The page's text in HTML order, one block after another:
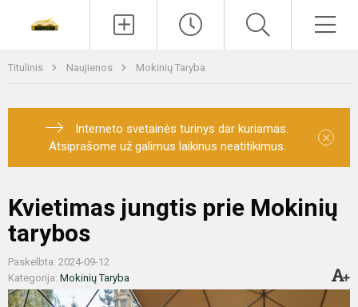
Titulinis Naujienos Mokinių Taryba
Interneto svetainės turinys dar kuriamas.
Atsiprašome už galimus laikinus neatitikimus.
×
Kvietimas jungtis prie Mokinių
tarybos
Paskelbta: 2024-09-12
Kategorija: Mokinių Taryba